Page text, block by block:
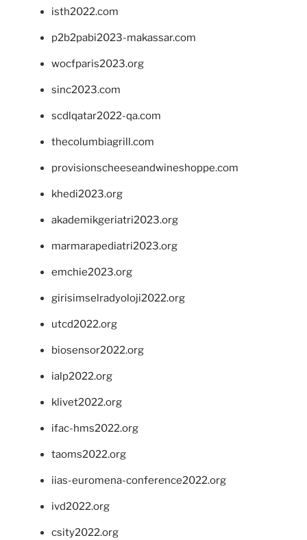
isth2022.com
p2b2pabi2023-makassar.com
wocfparis2023.org
sinc2023.com
scdlqatar2022-qa.com
thecolumbiagrill.com
provisionscheeseandwineshoppe.com
khedi2023.org
akademikgeriatri2023.org
marmarapediatri2023.org
emchie2023.org
girisimselradyoloji2022.org
utcd2022.org
biosensor2022.org
ialp2022.org
klivet2022.org
ifac-hms2022.org
taoms2022.org
iias-euromena-conference2022.org
ivd2022.org
csity2022.org